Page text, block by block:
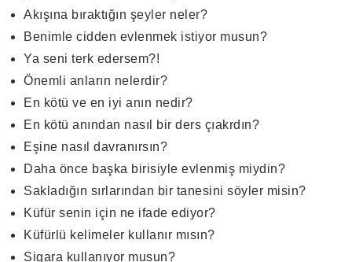
Akışına bıraktığın şeyler neler?
Benimle cidden evlenmek istiyor musun?
Ya seni terk edersem?!
Önemli anların nelerdir?
En kötü ve en iyi anın nedir?
En kötü anından nasıl bir ders çıakrdın?
Eşine nasıl davranırsın?
Daha önce başka birisiyle evlenmiş miydin?
Sakladığın sırlarından bir tanesini söyler misin?
Küfür senin için ne ifade ediyor?
Küfürlü kelimeler kullanır mısın?
Sigara kullanıyor musun?